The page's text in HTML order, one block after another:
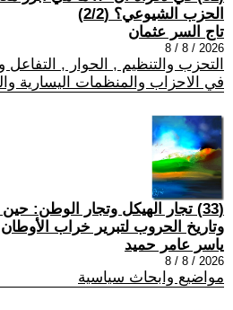
الحزب الشيوعي؟ (2/2)
تاج السر عثمان
2026 / 8 / 8
التحزب والتنظيم , الحوار ,
في الاحزاب والمنظمات اليسارية
(33) تجار الهيكل وتجار الوطن:
وتاريخ الحروب لتبرير خراب الأوطان
ياسر عامر حميد
2026 / 8 / 8
مواضيع وابحاث سياسية